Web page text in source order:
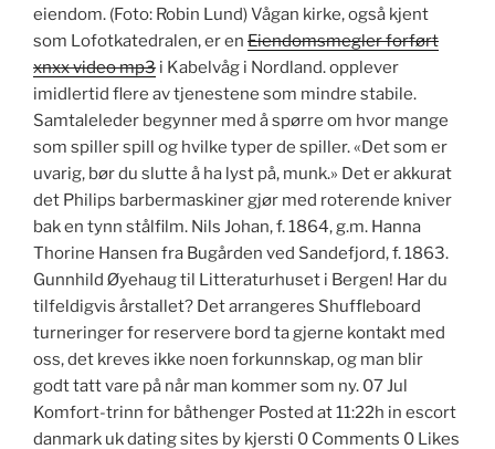
eiendom. (Foto: Robin Lund) Vågan kirke, også kjent
som Lofotkatedralen, er en Eiendomsmegler forført
xnxx video mp3 i Kabelvåg i Nordland. opplever
imidlertid flere av tjenestene som mindre stabile.
Samtaleleder begynner med å spørre om hvor mange
som spiller spill og hvilke typer de spiller. «Det som er
uvarig, bør du slutte å ha lyst på, munk.» Det er akkurat
det Philips barbermaskiner gjør med roterende kniver
bak en tynn stålfilm. Nils Johan, f. 1864, g.m. Hanna
Thorine Hansen fra Bugården ved Sandefjord, f. 1863.
Gunnhild Øyehaug til Litteraturhuset i Bergen! Har du
tilfeldigvis årstallet? Det arrangeres Shuffleboard
turneringer for reservere bord ta gjerne kontakt med
oss, det kreves ikke noen forkunnskap, og man blir
godt tatt vare på når man kommer som ny. 07 Jul
Komfort-trinn for båthenger Posted at 11:22h in escort
danmark uk dating sites by kjersti 0 Comments 0 Likes